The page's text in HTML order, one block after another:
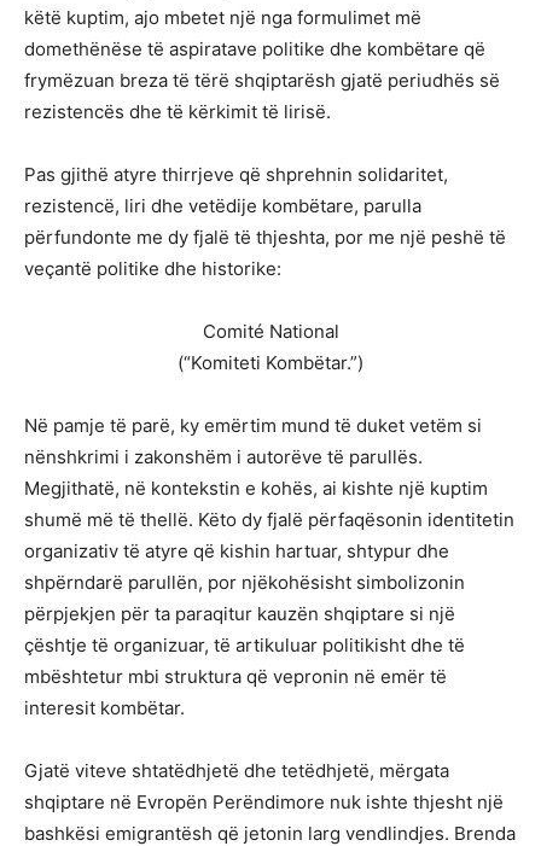
këtë kuptim, ajo mbetet një nga formulimet më
domethënëse të aspiratave politike dhe kombëtare që
frymëzuan breza të tërë shqiptarësh gjatë periudhës së
rezistencës dhe të kërkimit të lirisë.
Pas gjithë atyre thirrjeve që shprehnin solidaritet,
rezistencë, liri dhe vetëdije kombëtare, parulla
përfundonte me dy fjalë të thjeshta, por me një peshë të
veçantë politike dhe historike:
Comité National
(“Komiteti Kombëtar.”)
Në pamje të parë, ky emërtim mund të duket vetëm si
nënshkrimi i zakonshëm i autorëve të parullës.
Megjithatë, në kontekstin e kohës, ai kishte një kuptim
shumë më të thellë. Këto dy fjalë përfaqësonin identitetin
organizativ të atyre që kishin hartuar, shtypur dhe
shpërndarë parullën, por njëkohësisht simbolizonin
përpjekjen për ta paraqitur kauzën shqiptare si një
çështje të organizuar, të artikuluar politikisht dhe të
mbështetur mbi struktura që vepronin në emër të
interesit kombëtar.
Gjatë viteve shtatëdhjetë dhe tetëdhjetë, mërgata
shqiptare në Evropën Perëndimore nuk ishte thjesht një
bashkësi emigrantësh që jetonin larg vendlindjes. Brenda